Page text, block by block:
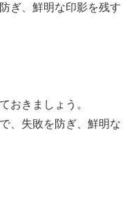
ぎ、鮮明な印影を残す
おきましょう。
、失敗を防ぎ、鮮明な